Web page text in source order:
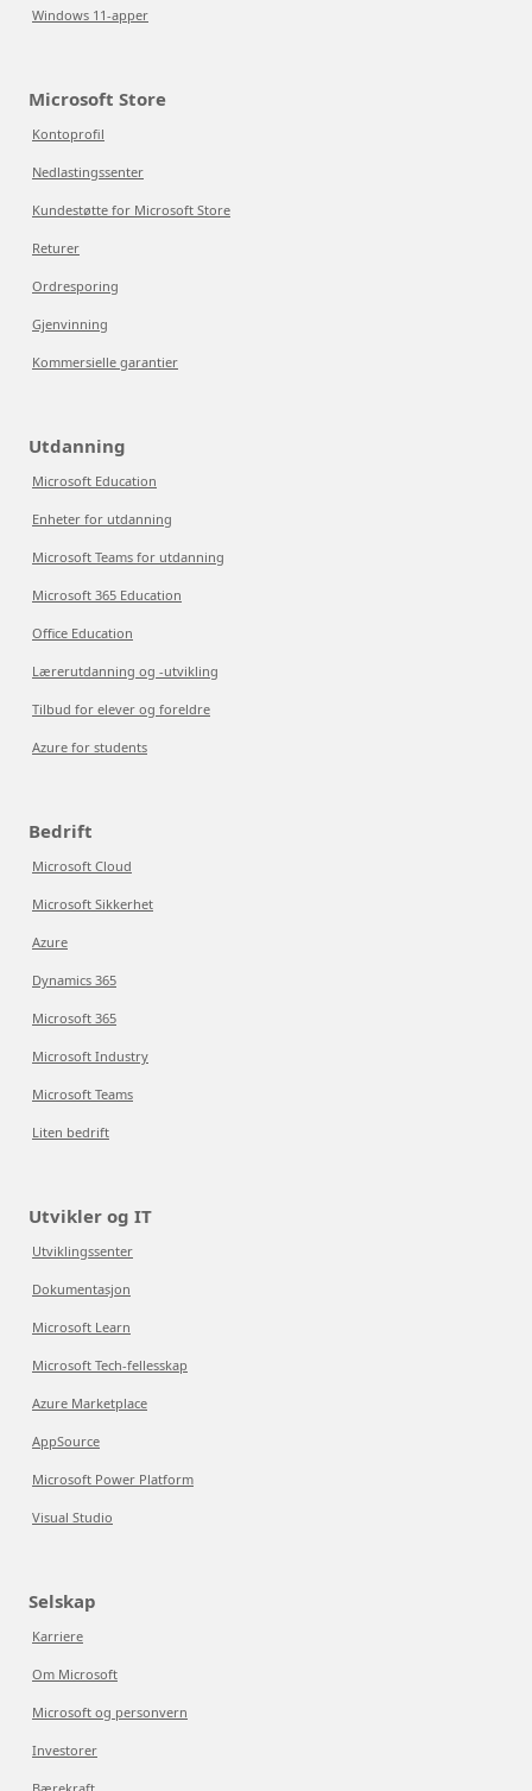
Windows 11-apper
Microsoft Store
Kontoprofil
Nedlastingssenter
Kundestøtte for Microsoft Store
Returer
Ordresporing
Gjenvinning
Kommersielle garantier
Utdanning
Microsoft Education
Enheter for utdanning
Microsoft Teams for utdanning
Microsoft 365 Education
Office Education
Lærerutdanning og -utvikling
Tilbud for elever og foreldre
Azure for students
Bedrift
Microsoft Cloud
Microsoft Sikkerhet
Azure
Dynamics 365
Microsoft 365
Microsoft Industry
Microsoft Teams
Liten bedrift
Utvikler og IT
Utviklingssenter
Dokumentasjon
Microsoft Learn
Microsoft Tech-fellesskap
Azure Marketplace
AppSource
Microsoft Power Platform
Visual Studio
Selskap
Karriere
Om Microsoft
Microsoft og personvern
Investorer